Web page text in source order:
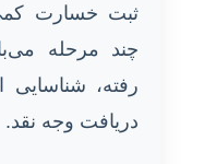
ثبت خسارت
چند مرحله
رفته،
دریافت وجه نقد.